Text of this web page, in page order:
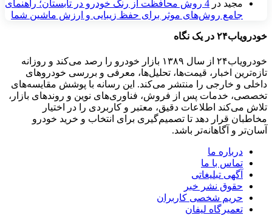
مجید در
4 روش محافظت از رنگ خودرو در تابستان؛ راهنمای
جامع روش‌های موثر برای حفظ زیبایی و ارزش ماشین شما
خودرویاب۲۴ در یک نگاه
خودرویاب۲۴ از سال ۱۳۸۹ بازار خودرو را رصد می‌کند و روزانه
تازه‌ترین اخبار، قیمت‌ها، تحلیل‌ها، معرفی و بررسی خودروهای
داخلی و خارجی را منتشر می‌کند. این رسانه با پوشش مقایسه‌های
تخصصی، خدمات پس از فروش، فناوری‌های نوین و روندهای بازار،
تلاش می‌کند اطلاعات دقیق، معتبر و کاربردی را در اختیار
مخاطبان قرار دهد تا تصمیم‌گیری برای انتخاب و خرید خودرو
آسان‌تر و آگاهانه‌تر باشد.
درباره ما
تماس با ما
آگهی تبلیغاتی
حقوق نشر خبر
حریم شخصی کاربران
تعمیرگاه لیفان